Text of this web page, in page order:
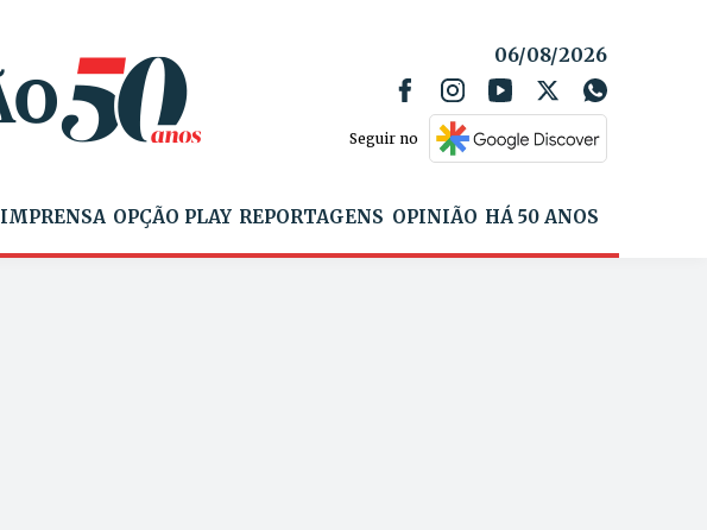
06/08/2026
Seguir no
IMPRENSA OPÇÃO PLAY REPORTAGENS OPINIÃO HÁ 50 ANOS